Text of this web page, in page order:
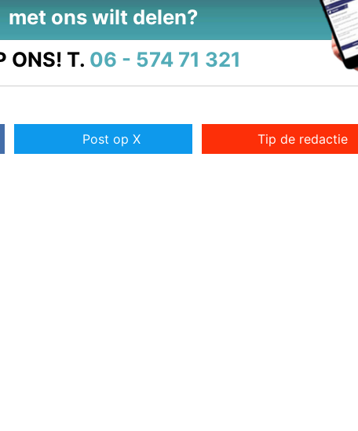
met ons wilt delen?
ONS! T. 06 - 574 71 321
Post op X Tip de redactie